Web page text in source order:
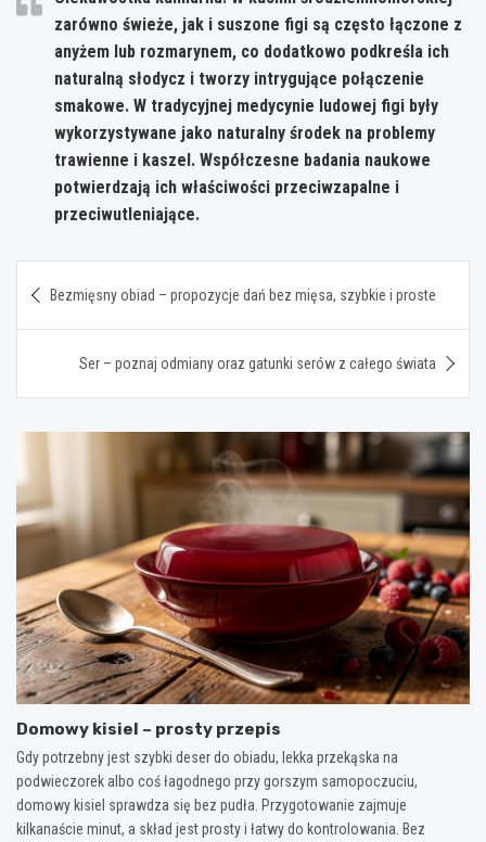
zarówno świeże, jak i suszone figi są często łączone z
anyżem lub rozmarynem, co dodatkowo podkreśla ich
naturalną słodycz i tworzy intrygujące połączenie
smakowe. W tradycyjnej medycynie ludowej figi były
wykorzystywane jako naturalny środek na problemy
trawienne i kaszel. Współczesne badania naukowe
potwierdzają ich właściwości przeciwzapalne i
przeciwutleniające.
wpisu
Bezmięsny obiad – propozycje dań bez mięsa, szybkie i proste
Ser – poznaj odmiany oraz gatunki serów z całego świata
Domowy kisiel – prosty przepis
Gdy potrzebny jest szybki deser do obiadu, lekka przekąska na
podwieczorek albo coś łagodnego przy gorszym samopoczuciu,
domowy kisiel sprawdza się bez pudła. Przygotowanie zajmuje
kilkanaście minut, a skład jest prosty i łatwy do kontrolowania. Bez